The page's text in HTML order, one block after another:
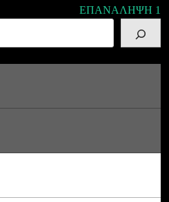
ΕΠΑΝΑΛΗΨΗ 1